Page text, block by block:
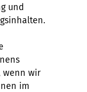
und
wenn wir
im